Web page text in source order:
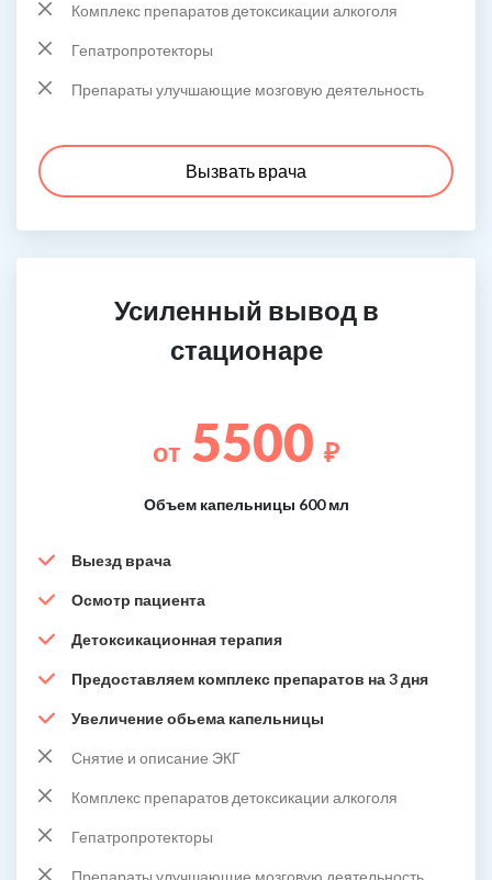
Комплекс препаратов детоксикации алкоголя
Гепатропротекторы
Препараты улучшающие мозговую деятельность
Вызвать врача
Усиленный вывод в
стационаре
от 5500 ₽
Объем капельницы 600 мл
Выезд врача
Осмотр пациента
Детоксикационная терапия
Предоставляем комплекс препаратов на 3 дня
Увеличение обьема капельницы
Снятие и описание ЭКГ
Комплекс препаратов детоксикации алкоголя
Гепатропротекторы
Препараты улучшающие мозговую деятельность